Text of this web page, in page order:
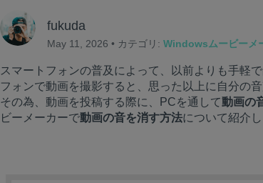
fukuda
May 11, 2026 • カテゴリ: Windowsムービーメ
スマートフォンの普及によって、以前よりも手軽
フォンで動画を撮影すると、思った以上に自分の
その為、動画を投稿する際に、PCを通して動画の
ビーメーカーで動画の音を消す方法について紹介し